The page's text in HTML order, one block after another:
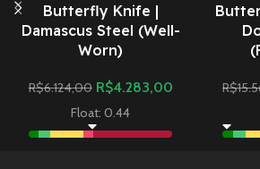
Butterfly Knife |
Damascus Steel (Well-
Worn)
R$6.124,00 R$4.283,00
Float: 0.44
R$